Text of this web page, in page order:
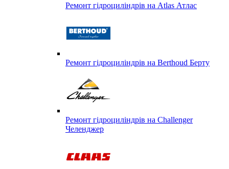
Ремонт гідроциліндрів на Atlas Атлас
Ремонт гідроциліндрів на Berthoud Берту
Ремонт гідроциліндрів на Challenger
Челенджер